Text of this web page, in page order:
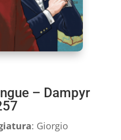
– Dampyr
: Giorgio